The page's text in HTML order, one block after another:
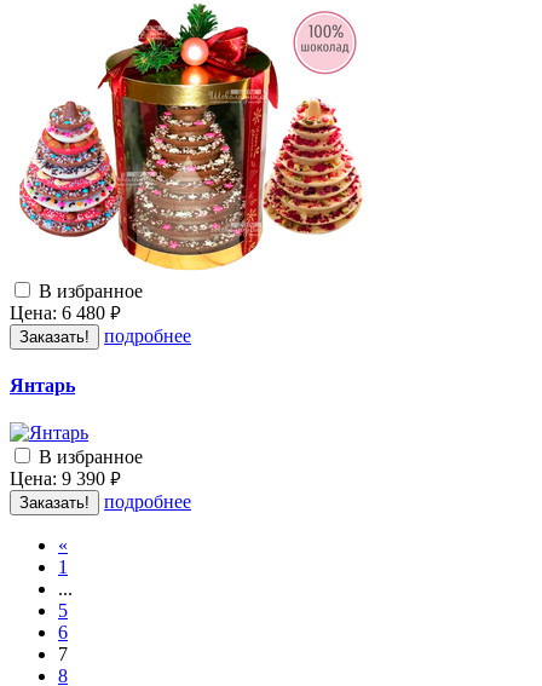
В избранное
Цена: 6 480 руб.
Заказать! подробнее
Янтарь
В избранное
Цена: 9 390 руб.
Заказать! подробнее
«
1
...
5
6
7
8